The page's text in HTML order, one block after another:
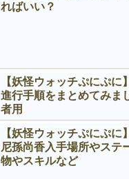
ればいい？
【妖怪ウォッチぷにぷに
進行手順をまとめてみま
者用
【妖怪ウォッチぷにぷに
尼孫尚香入手場所やステ
物やスキルなど